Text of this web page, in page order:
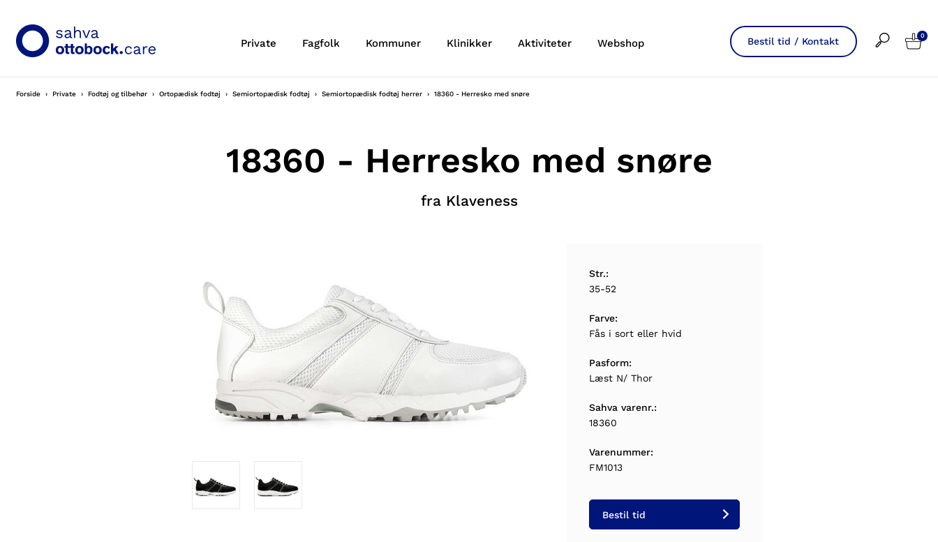
Private Fagfolk Kommuner Klinikker Aktiviteter Webshop Bestil tid / Kontakt 0
Forside Private Fodtøj og tilbehør Ortopædisk fodtøj Semiortopædisk fodtøj Semiortopædisk fodtøj herrer 18360 - Herresko med snøre
18360 - Herresko med snøre
fra Klaveness
Str.:
35-52
Farve:
Fås i sort eller hvid
Pasform:
Læst N/ Thor
Sahva varenr.:
18360
Varenummer:
FM1013
Bestil tid